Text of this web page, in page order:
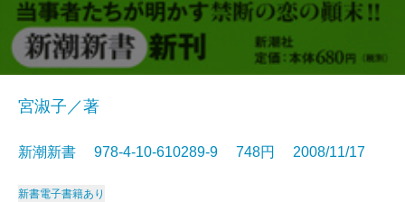
宮淑子／著
新潮新書 978-4-10-610289-9 748円 2008/11/17
新書電子書籍あり